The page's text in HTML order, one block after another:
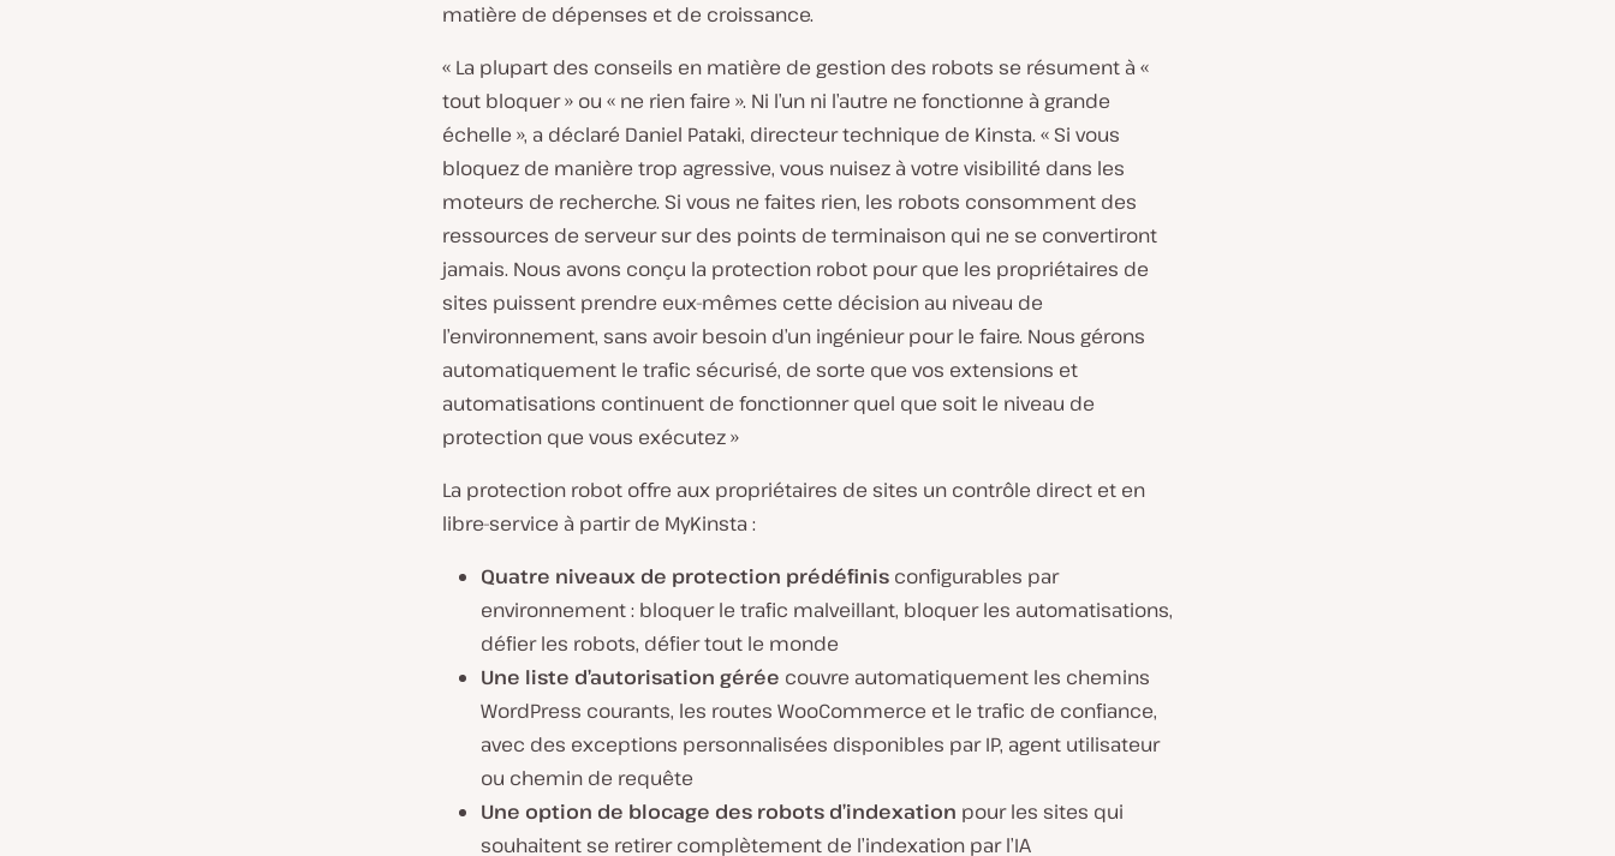
matière de dépenses et de croissance.
« La plupart des conseils en matière de gestion des robots se résument à «
tout bloquer » ou « ne rien faire ». Ni l’un ni l’autre ne fonctionne à grande
échelle », a déclaré Daniel Pataki, directeur technique de Kinsta. « Si vous
bloquez de manière trop agressive, vous nuisez à votre visibilité dans les
moteurs de recherche. Si vous ne faites rien, les robots consomment des
ressources de serveur sur des points de terminaison qui ne se convertiront
jamais. Nous avons conçu la protection robot pour que les propriétaires de
sites puissent prendre eux-mêmes cette décision au niveau de
l’environnement, sans avoir besoin d’un ingénieur pour le faire. Nous gérons
automatiquement le trafic sécurisé, de sorte que vos extensions et
automatisations continuent de fonctionner quel que soit le niveau de
protection que vous exécutez »
La protection robot offre aux propriétaires de sites un contrôle direct et en
libre-service à partir de MyKinsta :
Quatre niveaux de protection prédéfinis configurables par
environnement : bloquer le trafic malveillant, bloquer les automatisations,
défier les robots, défier tout le monde
Une liste d’autorisation gérée couvre automatiquement les chemins
WordPress courants, les routes WooCommerce et le trafic de confiance,
avec des exceptions personnalisées disponibles par IP, agent utilisateur
ou chemin de requête
Une option de blocage des robots d’indexation pour les sites qui
souhaitent se retirer complètement de l’indexation par l’IA